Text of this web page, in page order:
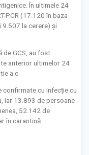
În ultimele 24
PCR (17.120 în baza
9.507 la cerere) și
de GCS, au fost
anterior ultimelor 24
a.c.
confirmate cu infecție cu
iar 13.893 de persoane
52.142 de
în carantină